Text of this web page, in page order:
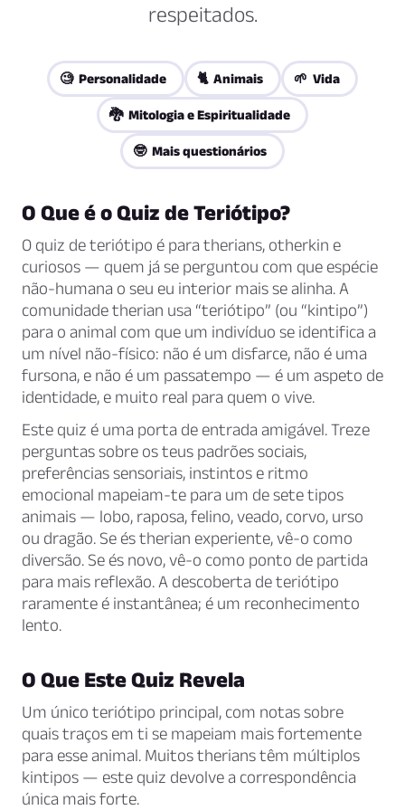
respeitados.
🧐 Personalidade 🐈 Animais 🌱 Vida
🐉 Mitologia e Espiritualidade
🤓 Mais questionários
O Que é o Quiz de Teriótipo?
O quiz de teriótipo é para therians, otherkin e
curiosos — quem já se perguntou com que espécie
não-humana o seu eu interior mais se alinha. A
comunidade therian usa “teriótipo” (ou “kintipo”)
para o animal com que um indivíduo se identifica a
um nível não-físico: não é um disfarce, não é uma
fursona, e não é um passatempo — é um aspeto de
identidade, e muito real para quem o vive.
Este quiz é uma porta de entrada amigável. Treze
perguntas sobre os teus padrões sociais,
preferências sensoriais, instintos e ritmo
emocional mapeiam-te para um de sete tipos
animais — lobo, raposa, felino, veado, corvo, urso
ou dragão. Se és therian experiente, vê-o como
diversão. Se és novo, vê-o como ponto de partida
para mais reflexão. A descoberta de teriótipo
raramente é instantânea; é um reconhecimento
lento.
O Que Este Quiz Revela
Um único teriótipo principal, com notas sobre
quais traços em ti se mapeiam mais fortemente
para esse animal. Muitos therians têm múltiplos
kintipos — este quiz devolve a correspondência
única mais forte.